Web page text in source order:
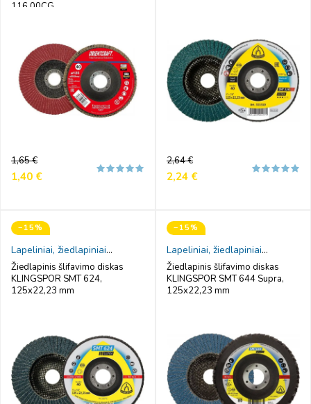
116.00CG
Reguliari
kaina
1,65 €
Kaina
1,40 €
Reguliari
kaina
2,64 €
Kaina
2,24 €
−15%
Lapeliniai, žiedlapiniai
šlifavimo diskai
Žiedlapinis šlifavimo diskas
KLINGSPOR SMT 624,
125x22,23 mm
−15%
Lapeliniai, žiedlapiniai
šlifavimo diskai
Žiedlapinis šlifavimo diskas
KLINGSPOR SMT 644 Supra,
125x22,23 mm